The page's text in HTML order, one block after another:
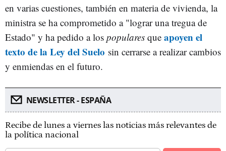
en varias cuestiones, también en materia de vivienda, la
ministra se ha comprometido a "lograr una tregua de
Estado" y ha pedido a los populares que apoyen el
texto de la Ley del Suelo sin cerrarse a realizar cambios
y enmiendas en el futuro.
NEWSLETTER - ESPAÑA
Recibe de lunes a viernes las noticias más relevantes de
la política nacional